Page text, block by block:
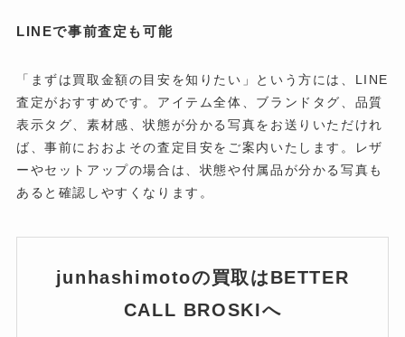
LINEで事前査定も可能
「まずは買取金額の目安を知りたい」という方には、LINE
査定がおすすめです。アイテム全体、ブランドタグ、品質
表示タグ、素材感、状態が分かる写真をお送りいただけれ
ば、事前におおよその査定目安をご案内いたします。レザ
ーやセットアップの場合は、状態や付属品が分かる写真も
あると確認しやすくなります。
junhashimotoの買取はBETTER
CALL BROSKIへ